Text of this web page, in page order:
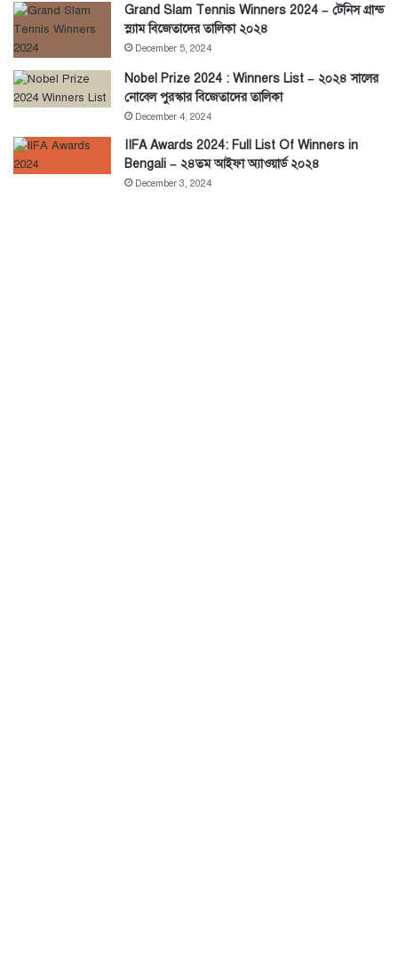
Grand Slam Tennis Winners 2024 – টেনিস গ্রান্ড
স্ল্যাম বিজেতাদের তালিকা ২০২৪
December 5, 2024
Nobel Prize 2024 : Winners List – ২০২৪ সালের
নোবেল পুরস্কার বিজেতাদের তালিকা
December 4, 2024
IIFA Awards 2024: Full List Of Winners in
Bengali – ২৪তম আইফা অ্যাওয়ার্ড ২০২৪
December 3, 2024